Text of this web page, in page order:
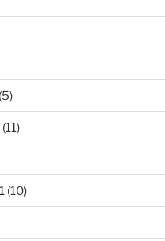
(5)
(11)
(10)